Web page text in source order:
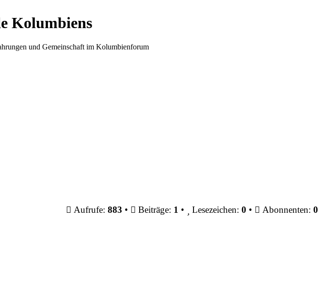
Kolumbiens
und Gemeinschaft im Kolumbienforum
Aufrufe: 883 • Beiträge: 1 • Lesezeichen: 0 • Abonnenten: 0